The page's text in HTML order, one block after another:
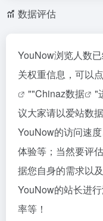
数据评估
YouNow浏览人数
关权重信息，可以
""Chinaz数据
"
议大家请以爱站数
YouNow的访问速
体验等；当然要评
据您自身的需求以
YouNow的站长进
率等！